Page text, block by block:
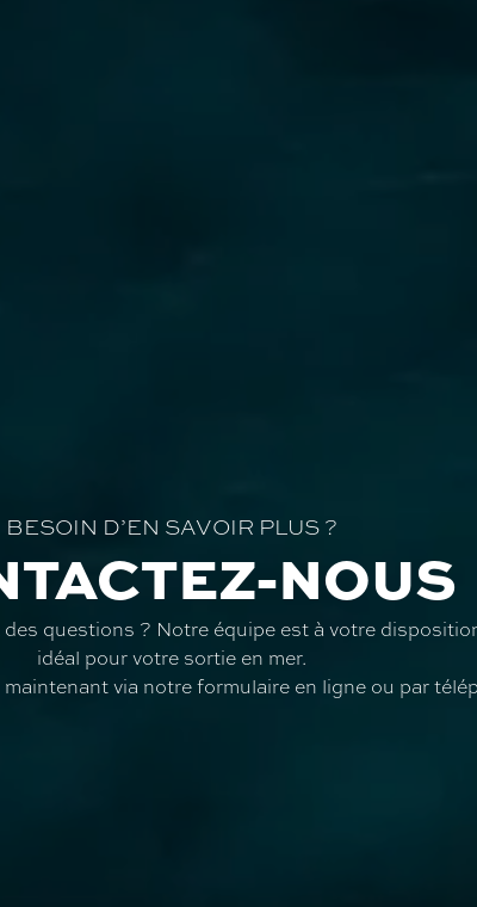
BESOIN D’EN SAVOIR PLUS ?
NOUS
questions ? Notre équipe est à votre
idéal pour votre sortie en mer.
via notre formulaire en ligne ou par